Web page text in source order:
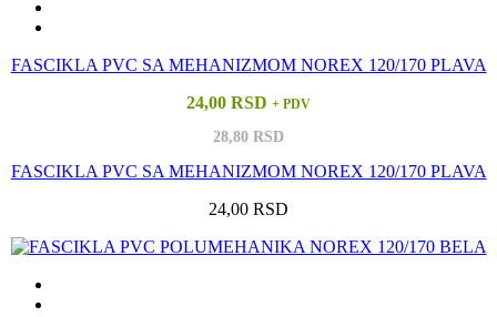
FASCIKLA PVC SA MEHANIZMOM NOREX 120/170 PLAVA
24,00 RSD + PDV
28,80 RSD
FASCIKLA PVC SA MEHANIZMOM NOREX 120/170 PLAVA
24,00 RSD